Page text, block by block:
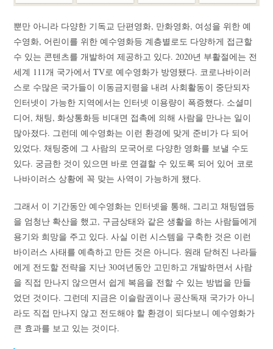
뿐만 아니라 다양한 기독교 단편영화, 만화영화, 여성을 위한 예
수영화, 어린이를 위한 예수영화등 계층별로도 다양하게 접근할
수 있는 콘텐츠를 개발하여 제공하고 있다. 2020년 부활절에는 전
세계 111개 국가에서 TV로 예수영화가 방영됐다. 코로나바이러
스로 수많은 국가들이 이동금지령을 내려 사회활동이 중단되자
인터넷이 가능한 지역에서는 인터넷 이용량이 폭증했다. 소셜미
디어, 채팅, 화상통화등 비대면 접촉에 의해 사람을 만나는 일이
많아졌다. 그런데 예수영화는 이런 환경에 맞게 준비가 다 되어
있었다. 채팅중에 그 사람의 모국어로 다양한 영화를 보낼 수도
있다. 궁금한 것이 있으면 바로 연결할 수 있도록 되어 있어 코로
나바이러스 상황에 꼭 맞는 사역이 가능하게 됐다.
그래서 이 기간동안 예수영화는 인터넷을 통해, 그리고 채팅앱등
을 엄청난 확산을 했고, 구금상태와 같은 생활을 하는 사람들에게
용기와 희망을 주고 있다. 사실 이런 시스템을 구축한 것은 이런
바이러스 사태를 예측하고 만든 것은 아니다. 원래 닫혀진 나라들
에게 전도할 전략을 지난 30여년동안 고민하고 개발하면서 사람
을 직접 만나지 않으면서 쉽게 복음을 전할 수 있는 방법을 만들
었던 것이다. 그런데 지금은 이슬람권이나 공산독재 국가가 아니
라도 직접 만나지 않고 전도해야 할 환경이 되다보니 예수영화가
큰 효과를 보고 있는 것이다.